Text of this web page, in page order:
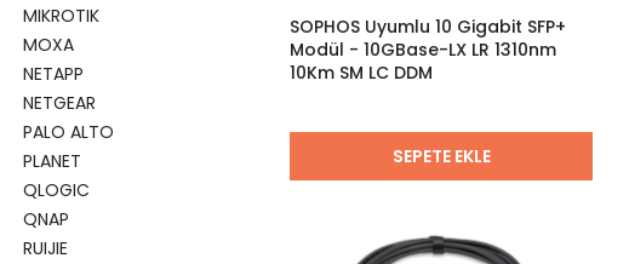
MIKROTIK
MOXA
NETAPP
NETGEAR
PALO ALTO
PLANET
QLOGIC
QNAP
RUIJIE
SOPHOS Uyumlu 10 Gigabit SFP+
Modül - 10GBase-LX LR 1310nm
10Km SM LC DDM
SEPETE EKLE